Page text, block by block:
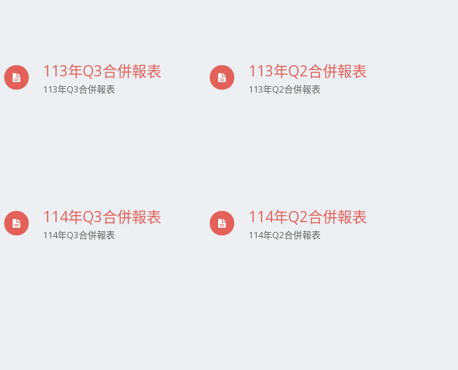
113年Q3合併報表
113年Q3合併報表
113年Q2合併報表
113年Q2合併報表
114年Q3合併報表
114年Q3合併報表
114年Q2合併報表
114年Q2合併報表